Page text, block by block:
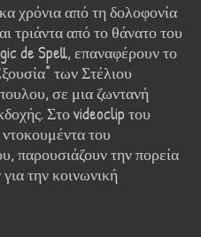
χρόνια από τη δολοφονία
τριάντα από το θάνατο του
de Spell, επαναφέρουν το
των Στέλιου
σε μια ζωντανή
Στο videoclip του
του
την πορεία
την κοινωνική